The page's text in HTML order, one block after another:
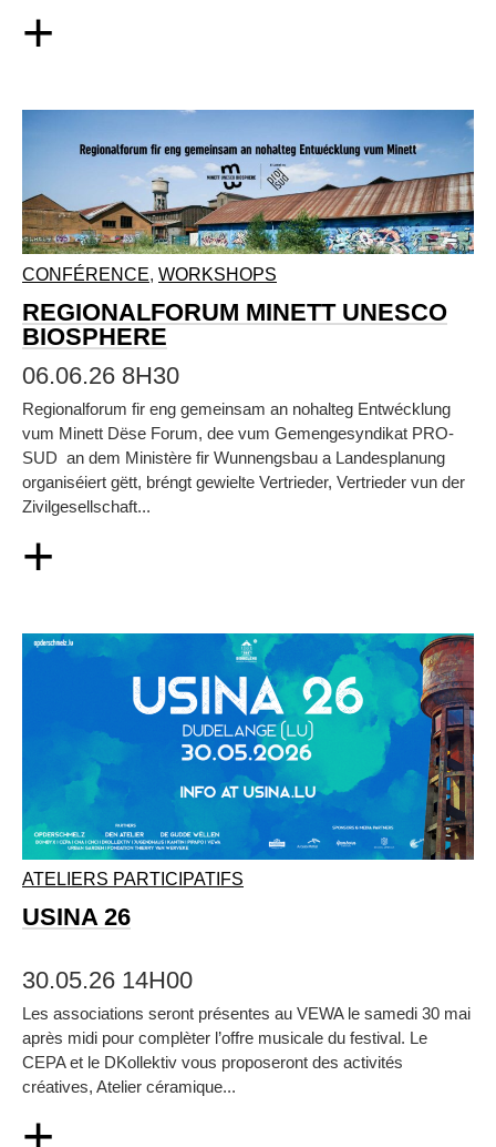
+
CONFÉRENCE, WORKSHOPS
REGIONALFORUM MINETT UNESCO
BIOSPHERE
06.06.26 8H30
Regionalforum fir eng gemeinsam an nohalteg Entwécklung
vum Minett Dëse Forum, dee vum Gemengesyndikat PRO-
SUD an dem Ministère fir Wunnengsbau a Landesplanung
organiséiert gëtt, bréngt gewielte Vertrieder, Vertrieder vun der
Zivilgesellschaft...
+
ATELIERS PARTICIPATIFS
USINA 26
30.05.26 14H00
Les associations seront présentes au VEWA le samedi 30 mai
après midi pour complèter l’offre musicale du festival. Le
CEPA et le DKollektiv vous proposeront des activités
créatives, Atelier céramique...